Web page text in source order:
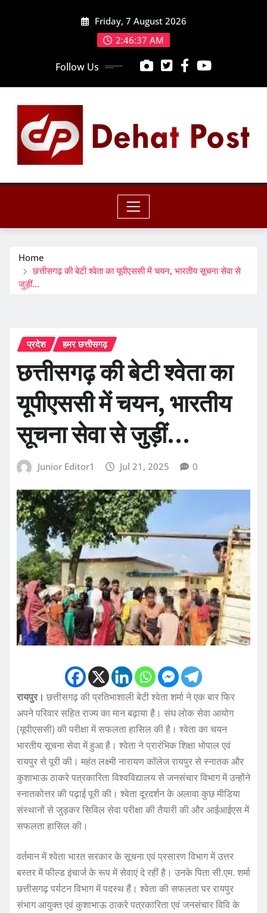
Friday, 7 August 2026
2:46:38 AM
Follow Us
Home
छत्तीसगढ़ की बेटी श्वेता का यूपीएससी में चयन, भारतीय सूचना सेवा से
जुड़ीं…
प्रदेश हमर छत्तीसगढ़
छत्तीसगढ़ की बेटी श्वेता का
यूपीएससी में चयन, भारतीय
सूचना सेवा से जुड़ीं…
Junior Editor1 Jul 21, 2025 0
रायपुर। छत्तीसगढ़ की प्रतिभाशाली बेटी श्वेता शर्मा ने एक बार फिर
अपने परिवार सहित राज्य का मान बढ़ाया है। संघ लोक सेवा आयोग
(यूपीएससी) की परीक्षा में सफलता हासिल की है। श्वेता का चयन
भारतीय सूचना सेवा में हुआ है। श्वेता ने प्रारंभिक शिक्षा भोपाल एवं
रायपुर से पूरी की। महंत लक्ष्मी नारायण कॉलेज रायपुर से स्नातक और
कुशाभाऊ ठाकरे पत्रकारिता विश्वविद्यालय से जनसंचार विभाग में उन्होंने
स्नातकोत्तर की पढ़ाई पूरी की। श्वेता दूरदर्शन के अलावा कुछ मीडिया
संस्थानों से जुड़कर सिविल सेवा परीक्षा की तैयारी की और आईआईएस में
सफलता हासिल की।
वर्तमान में श्वेता भारत सरकार के सूचना एवं प्रसारण विभाग में उत्तर
बस्तर में फील्ड इंचार्ज के रूप में सेवाएं दे रहीं है। उनके पिता सी.एम. शर्मा
छत्तीसगढ़ पर्यटन विभाग में पदस्थ हैं। श्वेता की सफलता पर रायपुर
संभाग आयुक्त एवं कुशाभाऊ ठाकरे पत्रकारिता एवं जनसंचार विवि के